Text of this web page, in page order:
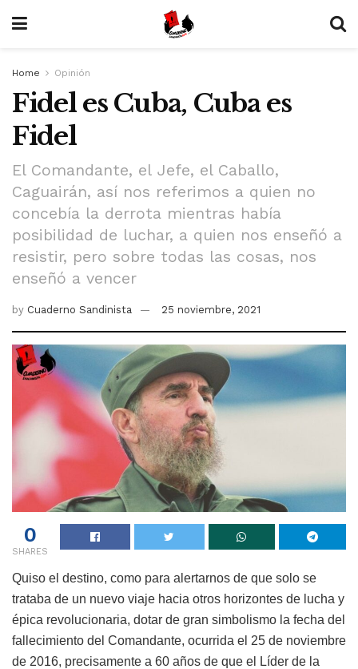
Home Opinión
Fidel es Cuba, Cuba es
Fidel
El Comandante, el Jefe, el Caballo,
Caguairán, así nos referimos a quien no
concebía la derrota mientras había
posibilidad de luchar, a quien nos enseñó a
resistir, pero sobre todas las cosas, nos
enseñó a vencer
by Cuaderno Sandinista 25 noviembre, 2021
0
SHARES
Quiso el destino, como para alertarnos de que solo se
trataba de un nuevo viaje hacia otros horizontes de lucha y
épica revolucionaria, dotar de gran simbolismo la fecha del
fallecimiento del Comandante, ocurrida el 25 de noviembre
de 2016, precisamente a 60 años de que el Líder de la